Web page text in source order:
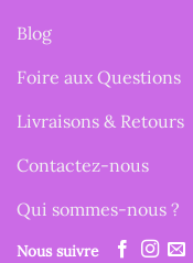
Blog
Foire aux Questions
Livraisons & Retours
Contactez-nous
Qui sommes-nous ?
Nous suivre